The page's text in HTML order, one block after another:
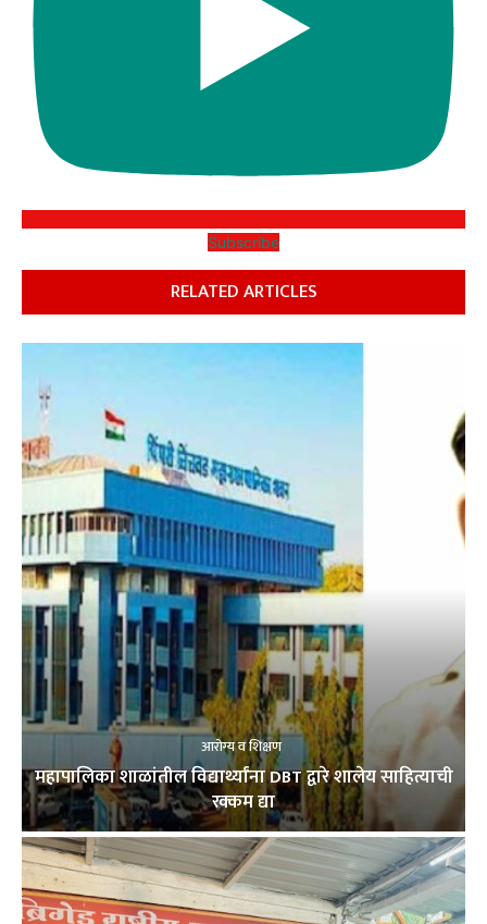
Subscribe
RELATED ARTICLES
आरोग्य व शिक्षण
महापालिका शाळांतील विद्यार्थ्यांना DBT द्वारे शालेय साहित्याची
रक्कम द्या